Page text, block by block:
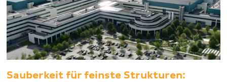
Sauberkeit für feinste Strukturen: